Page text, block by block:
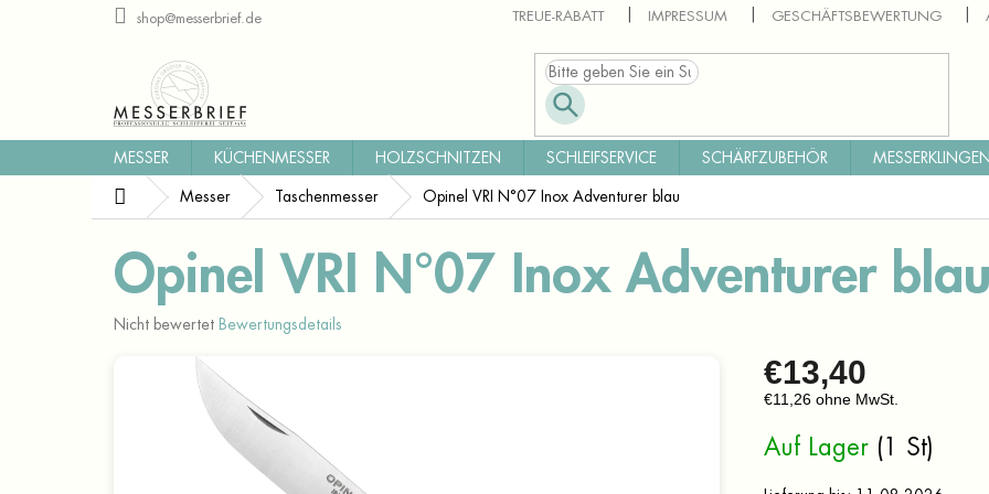
shop@messerbrief.de TREUE-RABATT IMPRESSUM GESCHÄFTSBEWERTUNG
MESSER KÜCHENMESSER HOLZSCHNITZEN SCHLEIFSERVICE SCHÄRFZUBEHÖR
StartseiteMesser Taschenmesser Opinel VRI N°07 Inox Adventurer blau
Opinel VRI N°07 Inox Adventurer blau
Die
Produktbewertung
Nicht bewertet Bewertungsdetails
€13,40
€11,26 ohne MwSt.
Auf Lager (1 St)